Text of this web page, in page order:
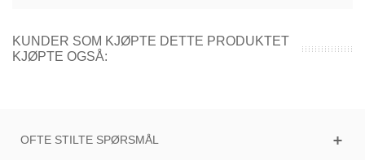
KUNDER SOM KJØPTE DETTE PRODUKTET
KJØPTE OGSÅ:
OFTE STILTE SPØRSMÅL